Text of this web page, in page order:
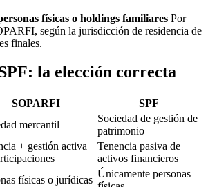
físicas o holdings familiares Por
según la jurisdicción de residencia de
finales.
la elección correcta
SOPARFI
SPF
mercantil
Sociedad de gestión de
patrimonio
+ gestión activa
Tenencia pasiva de
activos financieros
físicas o jurídicas
Únicamente personas